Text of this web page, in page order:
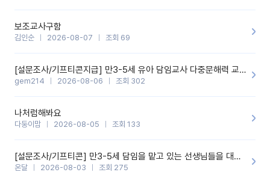
보조교사구함
김인순 2026-08-07 조회 69
[설문조사/기프티콘지급] 만3-5세 유아 담임교사 다중문해력 교육 증진을 위한 설문조사
gem214 2026-08-06 조회 302
나처럼해봐요
다둥이맘 2026-08-05 조회 133
[설문조사/기프티콘] 만3-5세 담임을 맡고 있는 선생님들을 대상으로 설문조사를 합니다!
온달 2026-08-03 조회 275